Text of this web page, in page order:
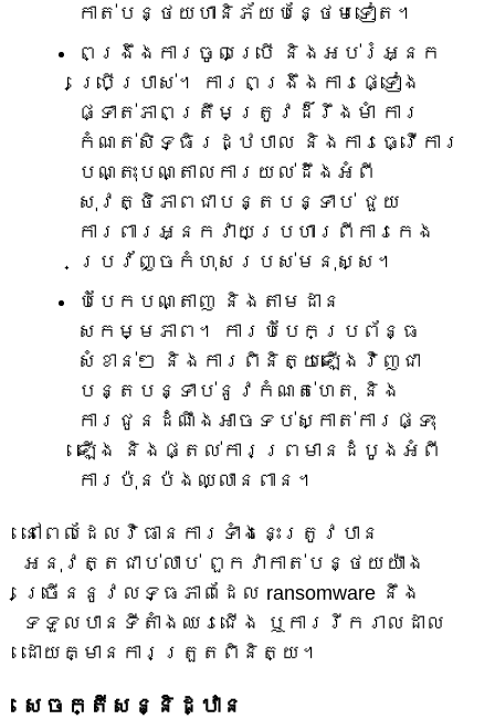
កាត់បន្ថយហានិភ័យបន្ថែមទៀត។
ពង្រឹងការចូលប្រើ និងអប់រំអ្នក
ប្រើប្រាស់។ ការពង្រឹងការផ្ទៀង
ផ្ទាត់ភាពត្រឹមត្រូវដ៏រឹងមាំ ការ
កំណត់សិទ្ធិរដ្ឋបាល និងការធ្វើការ
បណ្តុះបណ្តាលការយល់ដឹងអំពី
សុវត្ថិភាពជាបន្តបន្ទាប់ ជួយ
ការពារអ្នកវាយប្រហារពីការកេង
ប្រវ័ញ្ចកំហុសរបស់មនុស្ស។
បំបែកបណ្តាញ និងតាមដាន
សកម្មភាព។ ការបំបែកប្រព័ន្ធ
សំខាន់ៗ និងការពិនិត្យឡើងវិញជា
បន្តបន្ទាប់នូវកំណត់ហេតុ និង
ការជូនដំណឹងអាចទប់ស្កាត់ការផ្ទុះ
ឡើង និងផ្តល់ការព្រមានដំបូងអំពី
ការប៉ុនប៉ងឈ្លានពាន។
នៅពេលដែលវិធានការទាំងនេះត្រូវបាន
អនុវត្តជាប់លាប់ ពួកវាកាត់បន្ថយយ៉ាង
ច្រើននូវលទ្ធភាពដែល ransomware នឹង
ទទួលបានទីតាំងឈរជើង ឬការរីករាលដាល
ដោយគ្មានការត្រួតពិនិត្យ។
សេចក្តីសន្និដ្ឋាន